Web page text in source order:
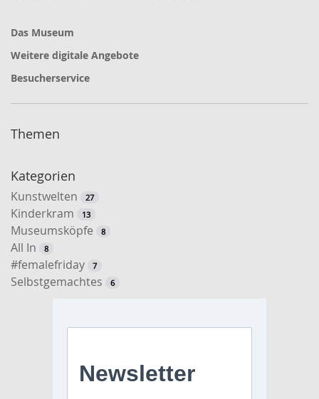
Das Museum
Weitere digitale Angebote
Besucherservice
Themen
Kategorien
Kunstwelten 27
Kinderkram 13
Museumsköpfe 8
All In 8
#femalefriday 7
Selbstgemachtes 6